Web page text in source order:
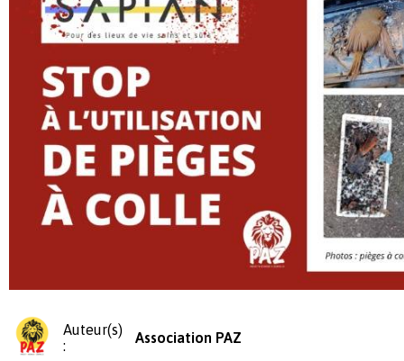
Auteur(s)
:
Association PAZ